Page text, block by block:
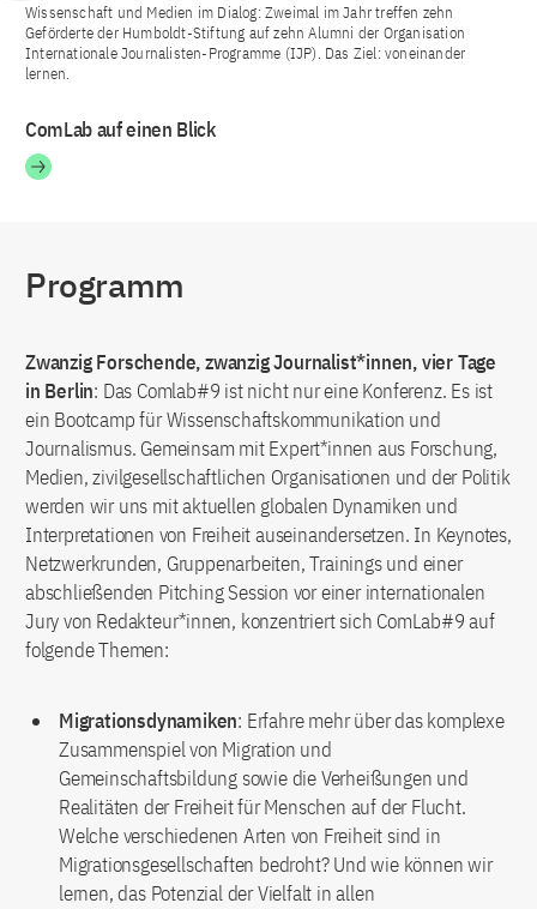
Wissenschaft und Medien im Dialog: Zweimal im Jahr treffen zehn
Geförderte der Humboldt-Stiftung auf zehn Alumni der Organisation
Internationale Journalisten-Programme (IJP). Das Ziel: voneinander
lernen.
ComLab auf einen Blick
Programm
Zwanzig Forschende, zwanzig Journalist*innen, vier Tage
in Berlin: Das Comlab#9 ist nicht nur eine Konferenz. Es ist
ein Bootcamp für Wissenschaftskommunikation und
Journalismus. Gemeinsam mit Expert*innen aus Forschung,
Medien, zivilgesellschaftlichen Organisationen und der Politik
werden wir uns mit aktuellen globalen Dynamiken und
Interpretationen von Freiheit auseinandersetzen. In Keynotes,
Netzwerkrunden, Gruppenarbeiten, Trainings und einer
abschließenden Pitching Session vor einer internationalen
Jury von Redakteur*innen, konzentriert sich ComLab#9 auf
folgende Themen:
Migrationsdynamiken: Erfahre mehr über das komplexe
Zusammenspiel von Migration und
Gemeinschaftsbildung sowie die Verheißungen und
Realitäten der Freiheit für Menschen auf der Flucht.
Welche verschiedenen Arten von Freiheit sind in
Migrationsgesellschaften bedroht? Und wie können wir
lernen, das Potenzial der Vielfalt in allen